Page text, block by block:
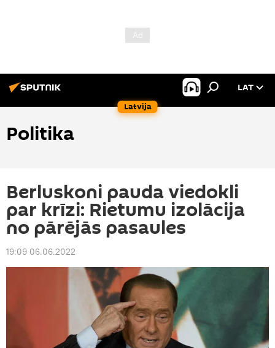
Latvija
LAT
Politika
Berluskoni pauda viedokli
par krīzi: Rietumu izolācija
no pārējās pasaules
19:09 06.06.2022